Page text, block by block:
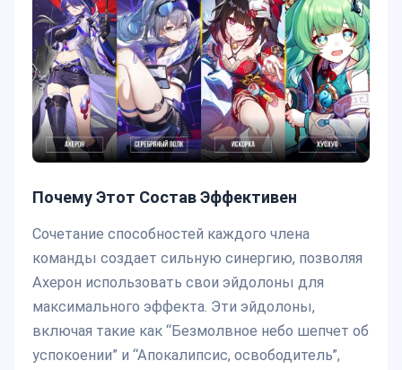
Почему Этот Состав Эффективен
Сочетание способностей каждого члена
команды создает сильную синергию, позволяя
Ахерон использовать свои эйдолоны для
максимального эффекта. Эти эйдолоны,
включая такие как “Безмолвное небо шепчет об
успокоении” и “Апокалипсис, освободитель”,